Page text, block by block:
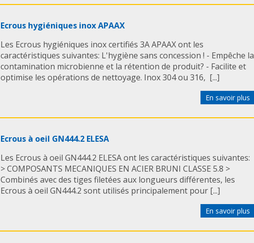
Ecrous hygiéniques inox APAAX
Les Ecrous hygiéniques inox certifiés 3A APAAX ont les
caractéristiques suivantes: L'hygiène sans concession ! - Empêche la
contamination microbienne et la rétention de produit? - Facilite et
optimise les opérations de nettoyage. Inox 304 ou 316, [...]
En savoir plus
Ecrous à oeil GN444.2 ELESA
Les Ecrous à oeil GN444.2 ELESA ont les caractéristiques suivantes:
> COMPOSANTS MECANIQUES EN ACIER BRUNI CLASSE 5.8 >
Combinés avec des tiges filetées aux longueurs différentes, les
Ecrous à oeil GN444.2 sont utilisés principalement pour [...]
En savoir plus